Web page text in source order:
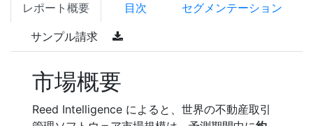
レポート概要 目次 セグメンテーション
サンプル請求
市場概要
Reed Intelligence によると、世界の不動産取引